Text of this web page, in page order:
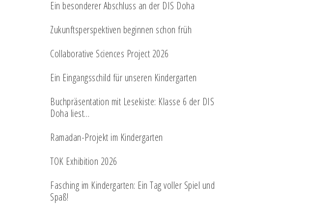
Ein besonderer Abschluss an der DIS Doha
Zukunftsperspektiven beginnen schon früh
Collaborative Sciences Project 2026
Ein Eingangsschild für unseren Kindergarten
Buchpräsentation mit Lesekiste: Klasse 6 der DIS
Doha liest…
Ramadan-Projekt im Kindergarten
TOK Exhibition 2026
Fasching im Kindergarten: Ein Tag voller Spiel und
Spaß!